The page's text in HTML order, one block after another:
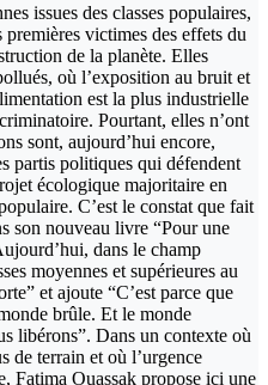
issues des classes populaires,
victimes des effets du
de la planète. Elles
où l’exposition au bruit et
est la plus industrielle
Pourtant, elles n’ont
sont, aujourd’hui encore,
partis politiques qui défendent
écologique majoritaire en
C’est le constat que fait
son nouveau livre “Pour une
dans le champ
moyennes et supérieures au
et ajoute “C’est parce que
brûle. Et le monde
libérons”. Dans un contexte où
de terrain et où l’urgence
Fatima Ouassak propose ici une